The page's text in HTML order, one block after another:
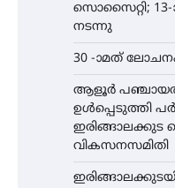
സൊസൈറ്റി;
നടന്നു
30 -ാമത്
ആളൂർ
ഉൾപ്പെടുത്തി
ഇരിങ്ങാലക്കുട
വികസനസമിതി